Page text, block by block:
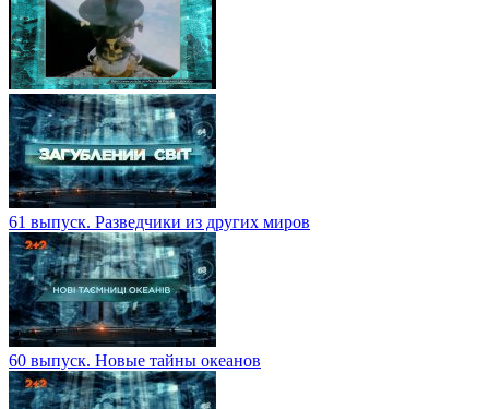
61 выпуск. Разведчики из других миров
60 выпуск. Новые тайны океанов